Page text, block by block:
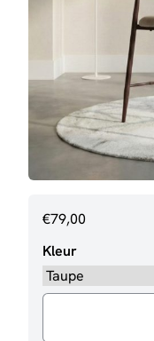
€79,00
Kleur